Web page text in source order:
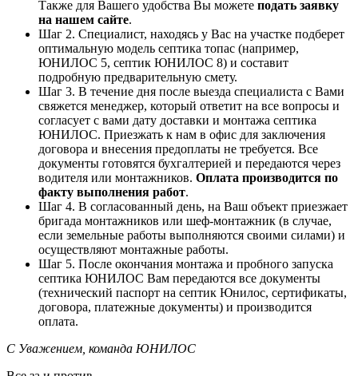
Также для Вашего удобства Вы можете подать заявку
на нашем сайте.
Шаг 2. Специалист, находясь у Вас на участке подберет
оптимальную модель септика топас (например,
ЮНИЛОС 5, септик ЮНИЛОС 8) и составит
подробную предварительную смету.
Шаг 3. В течение дня после выезда специалиста с Вами
свяжется менеджер, который ответит на все вопросы и
согласует с вами дату доставки и монтажа септика
ЮНИЛОС. Приезжать к нам в офис для заключения
договора и внесения предоплаты не требуется. Все
документы готовятся бухгалтерией и передаются через
водителя или монтажников. Оплата производится по
факту выполнения работ.
Шаг 4. В согласованный день, на Ваш объект приезжает
бригада монтажников или шеф-монтажник (в случае,
если земельные работы выполняются своими силами) и
осуществляют монтажные работы.
Шаг 5. После окончания монтажа и пробного запуска
септика ЮНИЛОС Вам передаются все документы
(технический паспорт на септик Юнилос, сертификаты,
договора, платежные документы) и производится
оплата.
С Уважением, команда ЮНИЛОС